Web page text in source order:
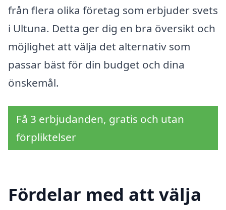
från flera olika företag som erbjuder svets
i Ultuna. Detta ger dig en bra översikt och
möjlighet att välja det alternativ som
passar bäst för din budget och dina
önskemål.
Få 3 erbjudanden, gratis och utan
förpliktelser
Fördelar med att välja